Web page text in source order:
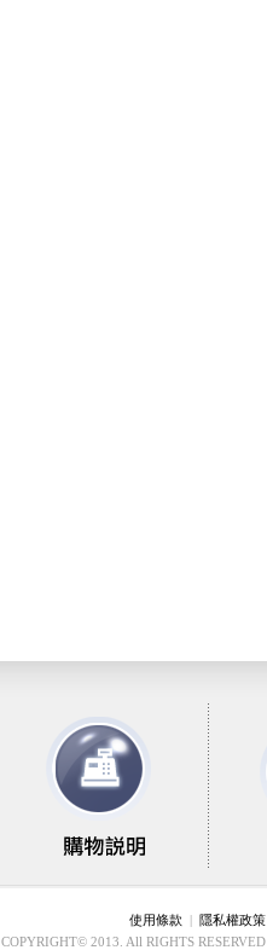
使用條款 | 隱私權政策
COPYRIGHT© 2013. All RIGHTS RESERVED